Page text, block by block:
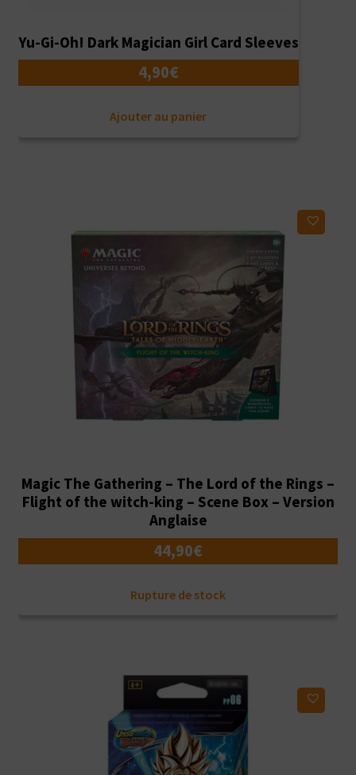
Yu-Gi-Oh! Dark Magician Girl Card Sleeves
4,90€
Ajouter au panier
Magic The Gathering – The Lord of the Rings –
Flight of the witch-king – Scene Box – Version
Anglaise
44,90€
Rupture de stock
Ajouter à ma liste d'envies